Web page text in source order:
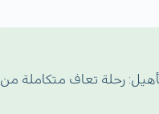
رحلة تعاف متكاملة من